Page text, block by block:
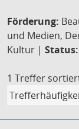
Förderung:
und Medien,
Kultur | Status:
1 Treffer